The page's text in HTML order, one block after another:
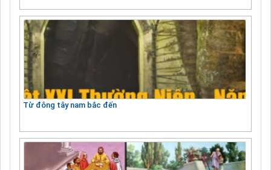
Từ đông tây nam bắc đến